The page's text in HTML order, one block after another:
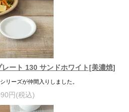
ート 130 サンドホワイト[美濃焼]
リーズが仲間入りしました。
円(税込)